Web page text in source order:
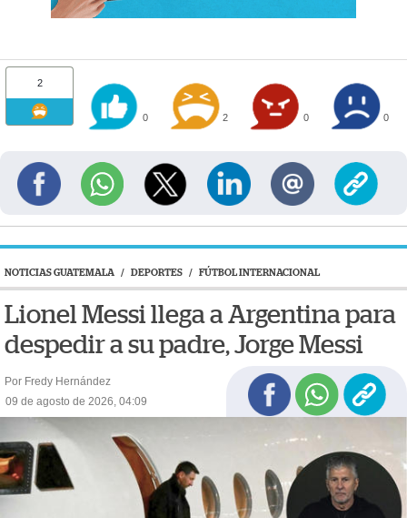
2
0 2 0 0
NOTICIAS GUATEMALA / DEPORTES / FÚTBOL INTERNACIONAL
Lionel Messi llega a Argentina para
despedir a su padre, Jorge Messi
Por Fredy Hernández
09 de agosto de 2026, 04:09